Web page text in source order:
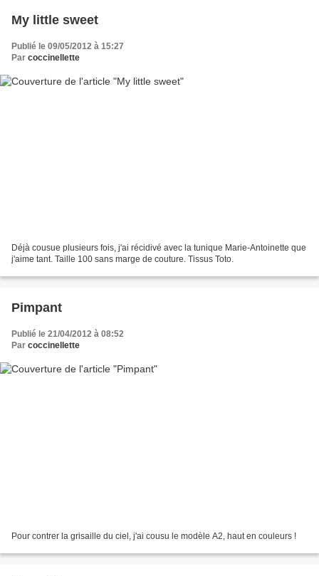
My little sweet
Publié le 09/05/2012 à 15:27
Par coccinellette
Déjà cousue plusieurs fois, j'ai récidivé avec la tunique Marie-Antoinette que
j'aime tant. Taille 100 sans marge de couture. Tissus Toto.
Pimpant
Publié le 21/04/2012 à 08:52
Par coccinellette
Pour contrer la grisaille du ciel, j'ai cousu le modèle A2, haut en couleurs !